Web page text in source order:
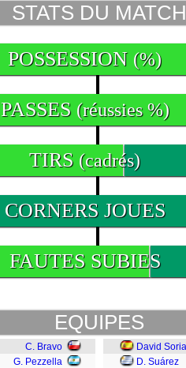
STATS DU MATCH
POSSESSION (%)
PASSES (réussies %)
TIRS (cadrés)
CORNERS JOUES
FAUTES SUBIES
EQUIPES
C. Bravo
G. Pezzella
David Soria
D. Suárez